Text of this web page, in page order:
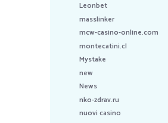
Leonbet
masslinker
mcw-casino-online.com
montecatini.cl
Mystake
new
News
nko-zdrav.ru
nuovi casino